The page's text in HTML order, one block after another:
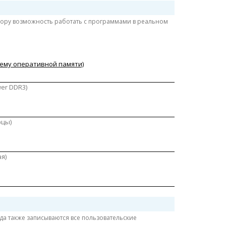
возможность работать с программами в реальном
оперативной памяти)
DDR3)
записываются все пользовательские